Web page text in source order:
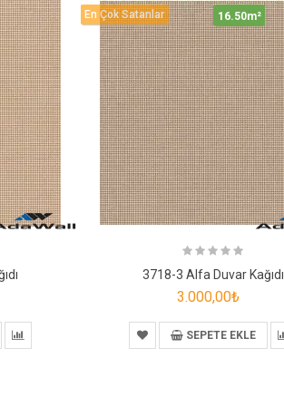
En Çok Satanlar 16.50m²
3718-3 Alfa Duvar Kağıdı
3.000,00₺
SEPETE EKLE